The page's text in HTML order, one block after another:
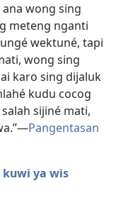
wong sing
meteng nganti
wektuné, tapi
wong sing
karo sing dijaluk
kudu cocog
sijiné mati,
Pangentasan
kuwi ya wis